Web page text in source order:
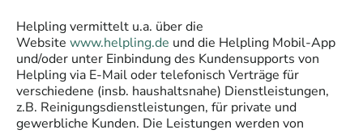
Helpling vermittelt u.a. über die
Website www.helpling.de und die Helpling Mobil-App
und/oder unter Einbindung des Kundensupports von
Helpling via E-Mail oder telefonisch Verträge für
verschiedene (insb. haushaltsnahe) Dienstleistungen,
z.B. Reinigungsdienstleistungen, für private und
gewerbliche Kunden. Die Leistungen werden von